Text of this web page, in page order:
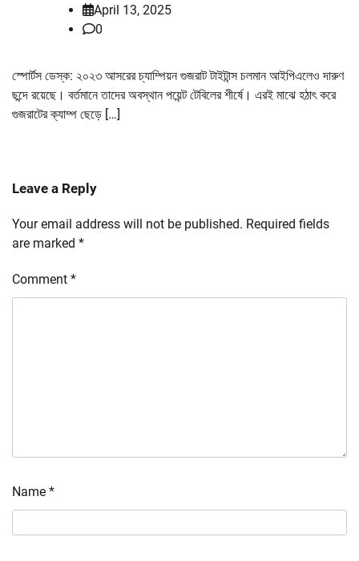
April 13, 2025
0
স্পোর্টস ডেস্ক: ২০২৩ আসরের চ্যাম্পিয়ন গুজরাট টাইটান্স চলমান আইপিএলেও দারুণ
ছন্দে রয়েছে। বর্তমানে তাদের অবস্থান পয়েন্ট টেবিলের শীর্ষে। এরই মাঝে হঠাৎ করে
গুজরাটের ক্যাম্প ছেড়ে […]
Leave a Reply
Your email address will not be published. Required fields
are marked *
Comment *
Name *